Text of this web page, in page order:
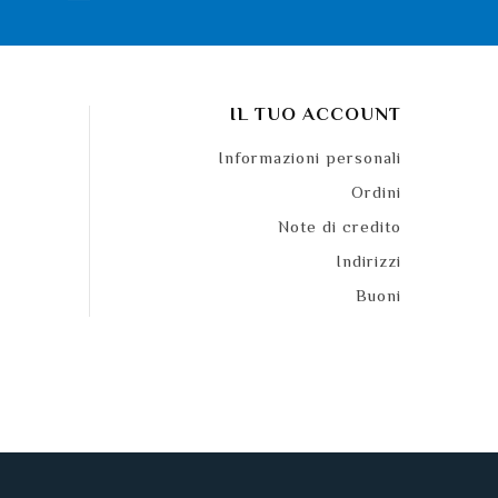
IL TUO ACCOUNT
Informazioni personali
Ordini
Note di credito
Indirizzi
Buoni